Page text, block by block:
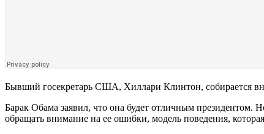
Бывший госекретарь США, Хиллари Клинтон, собирается
Барак Обама заявил, что она будет отличным президентом.
обращать внимание на ее ошибки, модель поведения,